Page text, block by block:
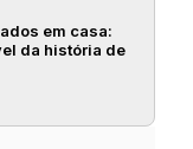
em casa:
da história de